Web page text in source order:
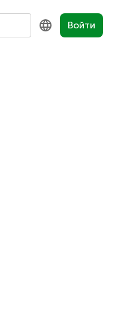
Войти